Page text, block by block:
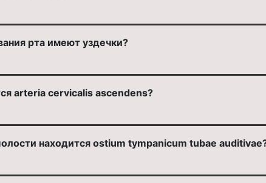
рта имеют уздечки?
arteria cervicalis ascendens?
находится ostium tympanicum tubae